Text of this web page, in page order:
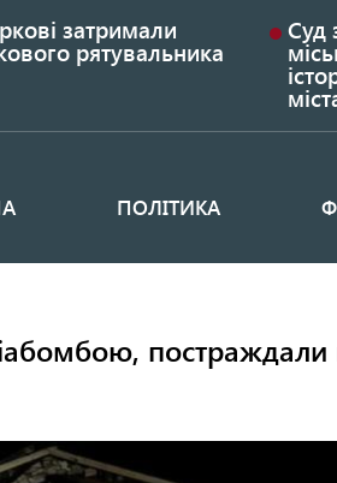
затримали
рятувальника
Суд
ПОЛІТИКА